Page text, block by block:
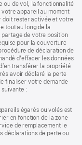
ou de vol, la fonctionnalité
appareil au moment
doit rester activée et votre
tout au long de la
de votre position
pour la couverture
de déclaration de
d’effacer les données
transférer la propriété
avoir déclaré la perte
finaliser votre demande
suivante :
égarés ou volés est
en fonction de la zone
de remplacement le
déclarations de perte ou